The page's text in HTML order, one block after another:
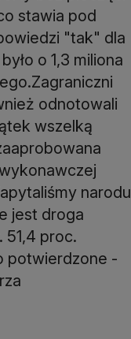
stawia pod
"tak" dla
o 1,3 miliona
odnotowali
wszelką
narodu
jest droga
51,4 proc.
potwierdzone -